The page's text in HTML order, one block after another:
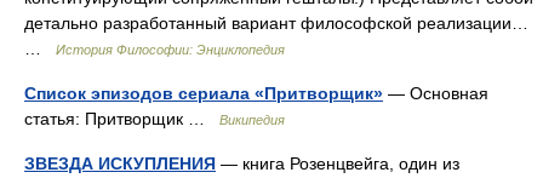
детально разработанный вариант философской реализации…
История Философии: Энциклопедия
Список эпизодов сериала «Притворщик» — Основная
статья: Притворщик …
Википедия
ЗВЕЗДА ИСКУПЛЕНИЯ — книга Розенцвейга, один из